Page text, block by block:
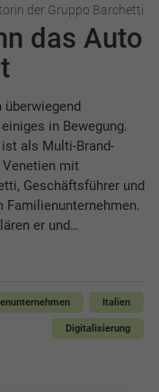
der Gruppo Barchetti
das Auto
überwiegend
in Bewegung.
als Multi-Brand-
Venetien mit
Geschäftsführer und
Familienunternehmen.
er und…
Italien
Digitalisierung